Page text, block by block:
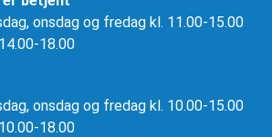
onsdag og fredag kl. 11.00-15.00
18.00
onsdag og fredag kl. 10.00-15.00
18.00